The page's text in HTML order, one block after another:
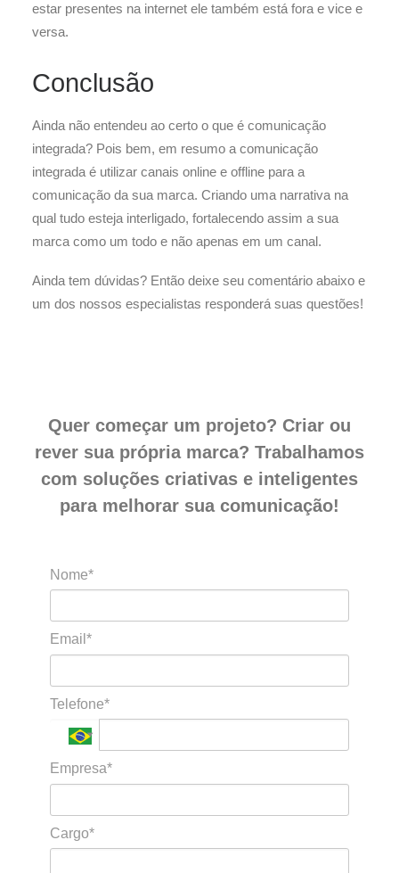
estar presentes na internet ele também está fora e vice e
versa.
Conclusão
Ainda não entendeu ao certo o que é comunicação
integrada? Pois bem, em resumo a comunicação
integrada é utilizar canais online e offline para a
comunicação da sua marca. Criando uma narrativa na
qual tudo esteja interligado, fortalecendo assim a sua
marca como um todo e não apenas em um canal.
Ainda tem dúvidas? Então deixe seu comentário abaixo e
um dos nossos especialistas responderá suas questões!
Quer começar um projeto? Criar ou
rever sua própria marca? Trabalhamos
com soluções criativas e inteligentes
para melhorar sua comunicação!
Nome*
Email*
Telefone*
Empresa*
Cargo*